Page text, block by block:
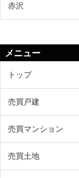
赤沢
メニュー
トップ
売買戸建
売買マンション
売買土地